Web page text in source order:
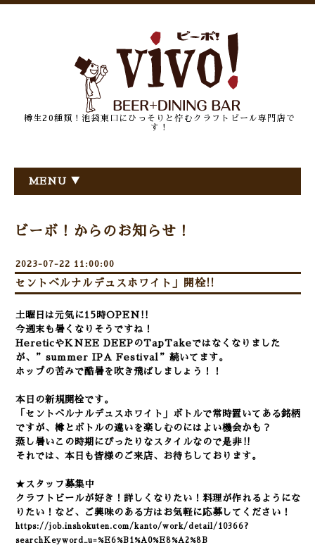
樽生20種類！池袋東口にひっそりと佇むクラフトビール専門店で
す！
MENU ▼
ビーボ！からのお知らせ！
2023-07-22 11:00:00
セントベルナルデュスホワイト」開栓!!
土曜日は元気に15時OPEN!!
今週末も暑くなりそうですね！
HereticやKNEE DEEPのTapTakeではなくなりました
が、”summer IPA Festival”続いてます。
ホップの苦みで酷暑を吹き飛ばしましょう！！
本日の新規開栓です。
「セントベルナルデュスホワイト」ボトルで常時置いてある銘柄
ですが、樽とボトルの違いを楽しむのにはよい機会かも？
蒸し暑いこの時期にぴったりなスタイルなので是非‼
それでは、本日も皆様のご来店、お待ちしております。
★スタッフ募集中
クラフトビールが好き！詳しくなりたい！ 料理が作れるようにな
りたい！など、
ご興味のある方はお気軽に応募してください！
https://job.inshokuten.com/kanto/work/detail/10366?
searchKeyword_u=%E6%B1%A0%E8%A2%8B